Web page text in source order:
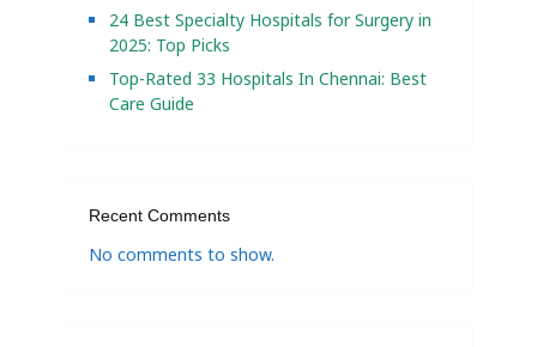
24 Best Specialty Hospitals for Surgery in
2025: Top Picks
Top-Rated 33 Hospitals In Chennai: Best
Care Guide
Recent Comments
No comments to show.